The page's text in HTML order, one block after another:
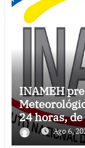
INAMEH
24 horas,
2026
Ago 6,